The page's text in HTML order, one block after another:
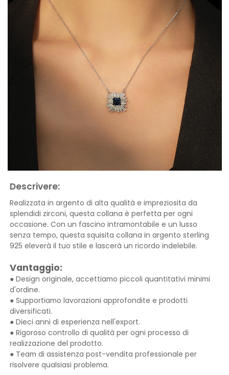
Descrivere:
Realizzata in argento di alta qualità e impreziosita da
splendidi zirconi, questa collana è perfetta per ogni
occasione. Con un fascino intramontabile e un lusso
senza tempo, questa squisita collana in argento sterling
925 eleverà il tuo stile e lascerà un ricordo indelebile.
Vantaggio:
● Design originale, accettiamo piccoli quantitativi minimi
d'ordine.
● Supportiamo lavorazioni approfondite e prodotti
diversificati.
● Dieci anni di esperienza nell'export.
● Rigoroso controllo di qualità per ogni processo di
realizzazione del prodotto.
● Team di assistenza post-vendita professionale per
risolvere qualsiasi problema.